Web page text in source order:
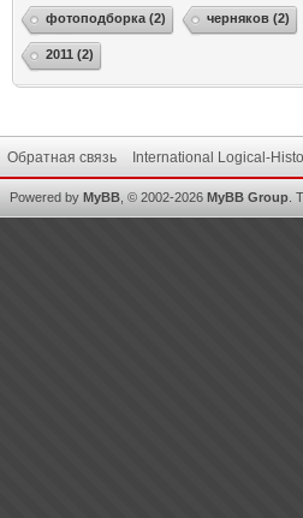
фотоподборка (2) черняков (2)
2011 (2)
Обратная связь International Logical-
Powered by MyBB , © 2002-2026 MyBB Group